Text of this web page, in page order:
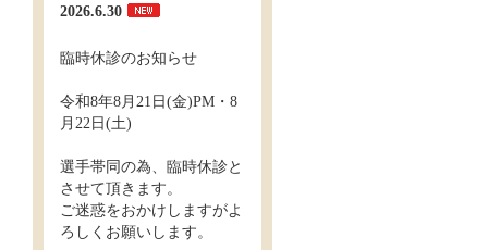
2026.6.30
臨時休診のお知らせ
令和8年8月21日(金)PM・8
月22日(土)
選手帯同の為、臨時休診と
させて頂きます。
ご迷惑をおかけしますがよ
ろしくお願いします。